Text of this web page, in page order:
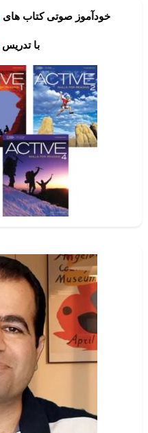
خودآموز صوتی کتاب های
با تدریس